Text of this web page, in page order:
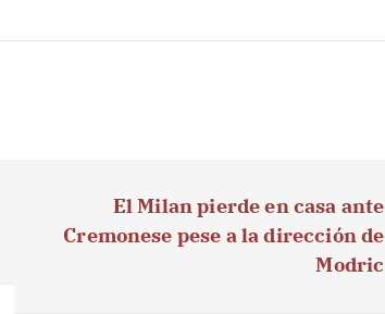
El Milan pierde en casa ante
Cremonese pese a la dirección de
Modric